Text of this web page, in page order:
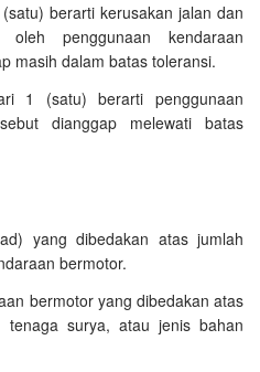
berarti kerusakan jalan dan
oleh penggunaan kendaraan
masih dalam batas toleransi.
1 (satu) berarti penggunaan
dianggap melewati batas
yang dibedakan atas jumlah
bermotor.
bermotor yang dibedakan atas
tenaga surya, atau jenis bahan